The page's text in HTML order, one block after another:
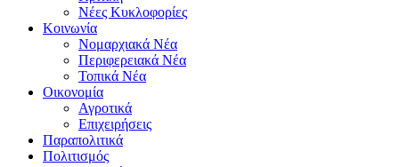
Νέες Κυκλοφορίες
Κοινωνία
Νομαρχιακά Νέα
Περιφερειακά Νέα
Τοπικά Νέα
Οικονομία
Αγροτικά
Επιχειρήσεις
Παραπολιτικά
Πολιτισμός